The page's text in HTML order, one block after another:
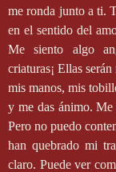
me ronda junto a ti.
en el sentido del
Me siento algo
criaturas¡ Ellas
mis manos, mis
y me das ánimo. Me
Pero no puedo
han quebrado mi
claro. Puede ver